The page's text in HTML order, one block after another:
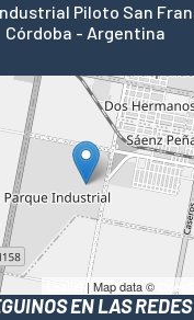
Piloto San
Córdoba - Argentina
| Map data ©
EN LAS REDES